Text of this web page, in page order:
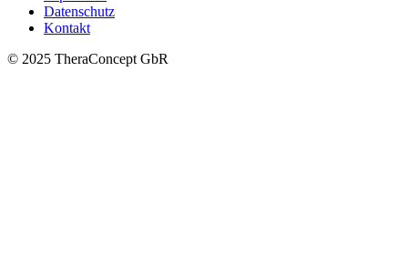
Datenschutz
Kontakt
© 2025 TheraConcept GbR